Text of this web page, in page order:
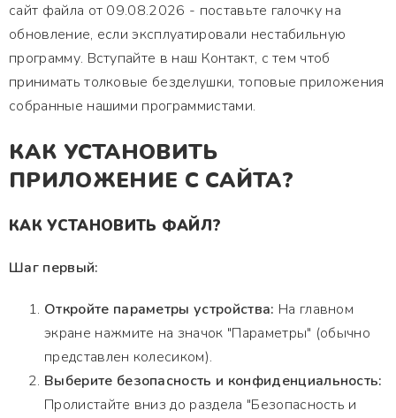
сайт файла от 09.08.2026 - поставьте галочку на
обновление, если эксплуатировали нестабильную
программу. Вступайте в наш Контакт, с тем чтоб
принимать толковые безделушки, топовые приложения
собранные нашими программистами.
КАК УСТАНОВИТЬ
ПРИЛОЖЕНИЕ С САЙТА?
КАК УСТАНОВИТЬ ФАЙЛ?
Шаг первый:
Откройте параметры устройства: На главном
экране нажмите на значок "Параметры" (обычно
представлен колесиком).
Выберите безопасность и конфиденциальность:
Пролистайте вниз до раздела "Безопасность и